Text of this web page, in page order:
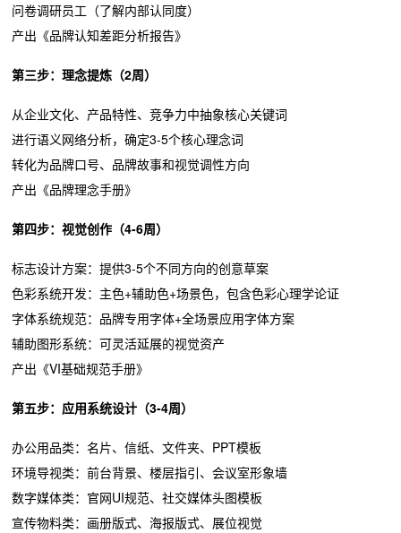
问卷调研员工（了解内部认同度）
产出《品牌认知差距分析报告》
第三步：理念提炼（2周）
从企业文化、产品特性、竞争力中抽象核心关键词
进行语义网络分析，确定3-5个核心理念词
转化为品牌口号、品牌故事和视觉调性方向
产出《品牌理念手册》
第四步：视觉创作（4-6周）
标志设计方案：提供3-5个不同方向的创意草案
色彩系统开发：主色+辅助色+场景色，包含色彩心理学论证
字体系统规范：品牌专用字体+全场景应用字体方案
辅助图形系统：可灵活延展的视觉资产
产出《VI基础规范手册》
第五步：应用系统设计（3-4周）
办公用品类：名片、信纸、文件夹、PPT模板
环境导视类：前台背景、楼层指引、会议室形象墙
数字媒体类：官网UI规范、社交媒体头图模板
宣传物料类：画册版式、海报版式、展位视觉